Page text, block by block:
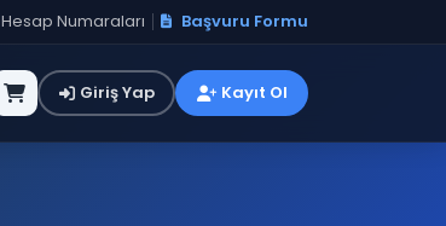
Hesap Numaraları Başvuru Formu
Giriş Yap Kayıt Ol